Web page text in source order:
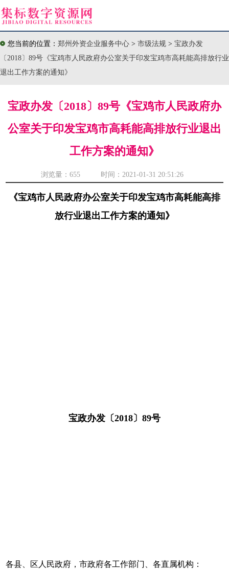
您当前的位置： 郑州外资企业服务中心 > 市级法规 > 宝政办发
〔2018〕89号《宝鸡市人民政府办公室关于印发宝鸡市高耗能高排放行业
退出工作方案的通知》
宝政办发〔2018〕89号《宝鸡市人民政府办
公室关于印发宝鸡市高耗能高排放行业退出
工作方案的通知》
浏览量： 655 时间：2021-01-31 20:51:26
《宝鸡市人民政府办公室关于印发宝鸡市高耗能高排
放行业退出工作方案的通知》
宝政办发〔2018〕89号
各县、区人民政府，市政府各工作部门、各直属机构：